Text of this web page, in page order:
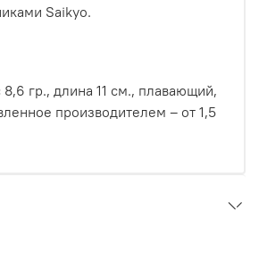
Saikyo.
гр., длина 11 см., плавающий,
производителем – от 1,5